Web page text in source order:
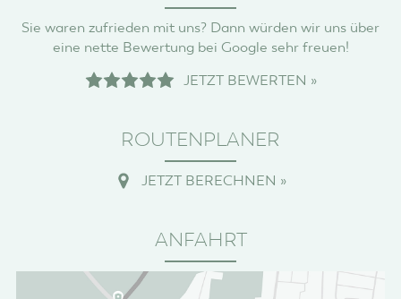
Sie waren zufrieden mit uns? Dann würden wir uns über
eine nette Bewertung bei Google sehr freuen!
JETZT BEWERTEN »
ROUTENPLANER
JETZT BERECHNEN »
ANFAHRT